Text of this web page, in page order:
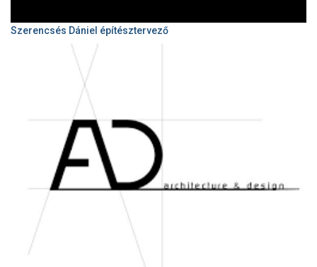
Szerencsés Dániel építésztervező